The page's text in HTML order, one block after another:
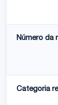
Número da
Categoria